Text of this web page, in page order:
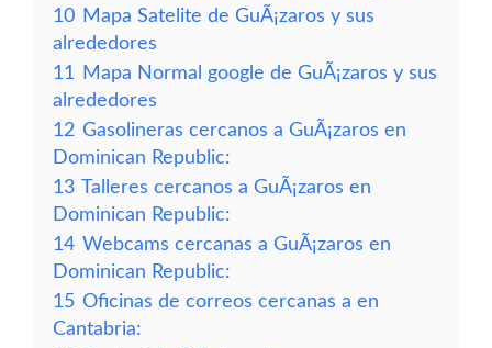
10 Mapa Satelite de GuÃ¡zaros y sus
alrededores
11
Mapa Normal google de GuÃ¡zaros y sus
alrededores
12 Gasolineras cercanos a GuÃ¡zaros en
Dominican Republic:
13 Talleres cercanos a GuÃ¡zaros en
Dominican Republic:
14 Webcams cercanas a GuÃ¡zaros en
Dominican Republic:
15 Oficinas de correos cercanas a en
Cantabria: